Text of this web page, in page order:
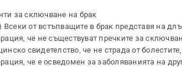
за сключване на брак
Всеки от встъпващите в брак представя на
че не съществуват пречките за
свидетелство, че не страда от
че е осведомен за заболяванията на